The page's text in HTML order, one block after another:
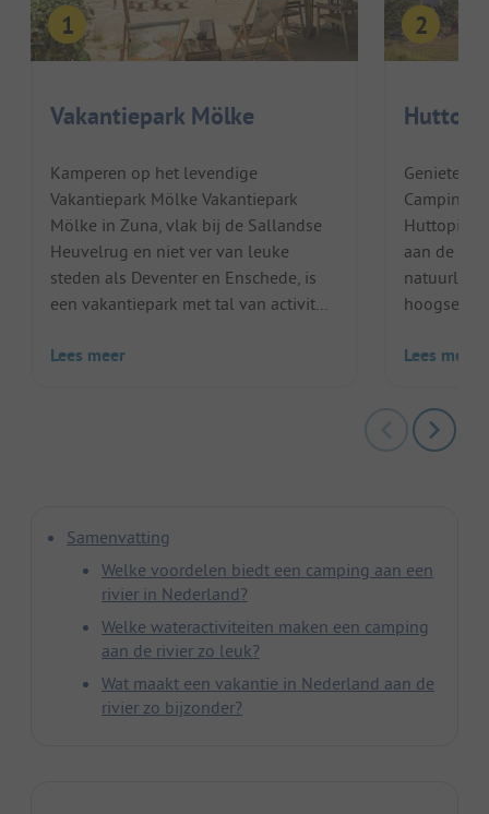
Vakantiepark Mölke
Kamperen op het levendige
Vakantiepark Mölke Vakantiepark
Mölke in Zuna, vlak bij de Sallandse
Heuvelrug en niet ver van leuke
steden als Deventer en Enschede, is
een vakantiepark met tal van activit...
Lees meer
Genieten
Camping
Huttopia
aan de
Lees meer
Samenvatting
Welke voordelen biedt een camping aan een
rivier in Nederland?
Welke wateractiviteiten maken een camping
aan de rivier zo leuk?
Wat maakt een vakantie in Nederland aan de
rivier zo bijzonder?